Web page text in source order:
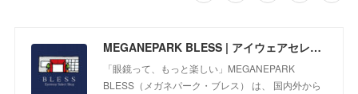
MEGANEPARK BLESS | アイウェアセレクトショップ
「眼鏡って、もっと楽しい」MEGANEPARK
BLESS（メガネパーク・ブレス） は、 国内外から